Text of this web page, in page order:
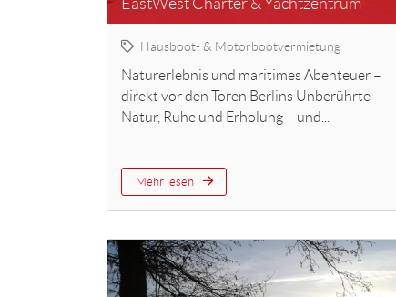
Hausboot- & Motorbootvermietung
Naturerlebnis und maritimes Abenteuer –
direkt vor den Toren Berlins Unberührte
Natur, Ruhe und Erholung – und...
Mehr lesen